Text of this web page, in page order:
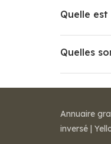
Quelle est
Quelles
Annuaire
inversé |